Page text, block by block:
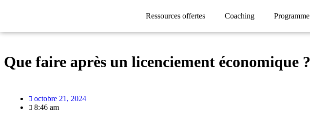
Ressources offertes Coaching Programme
Que faire après un licenciement économique ?
octobre 21, 2024
8:46 am